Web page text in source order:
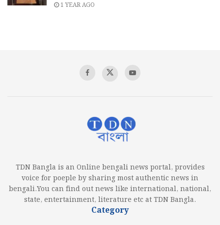
1 YEAR AGO
TDN Bangla is an Online bengali news portal, provides
voice for poeple by sharing most authentic news in
bengali.You can find out news like international, national,
state, entertainment, literature etc at TDN Bangla.
Category